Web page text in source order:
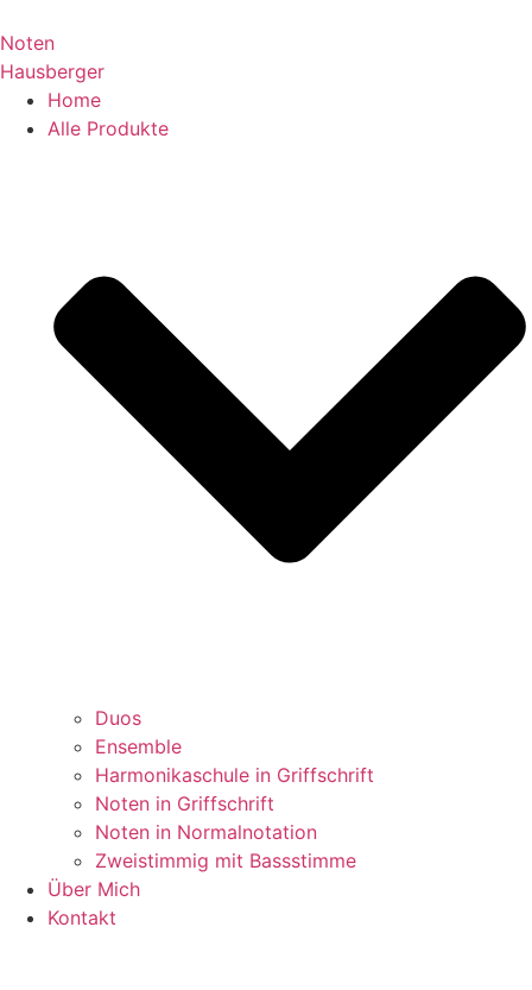
Inhalt
springen
Noten
Hausberger
Home
Alle Produkte
Duos
Ensemble
Harmonikaschule in Griffschrift
Noten in Griffschrift
Noten in Normalnotation
Zweistimmig mit Bassstimme
Über Mich
Kontakt